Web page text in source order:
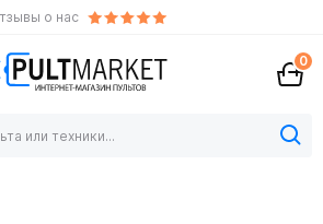
о нас
0